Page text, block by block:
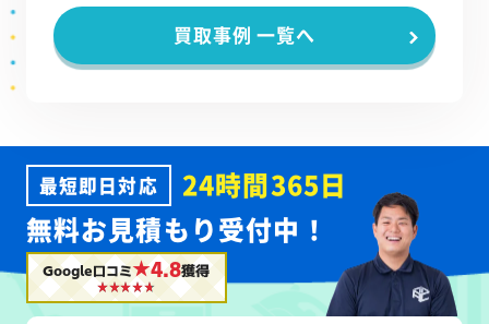
買取事例 一覧へ
最短即日対応
24時間365日
無料お見積もり受付中！
Google口コミ★4.8獲得